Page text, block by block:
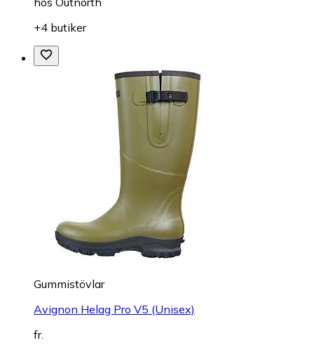
+4 butiker
Gummistövlar
Avignon Helag Pro V5 (Unisex)
fr.